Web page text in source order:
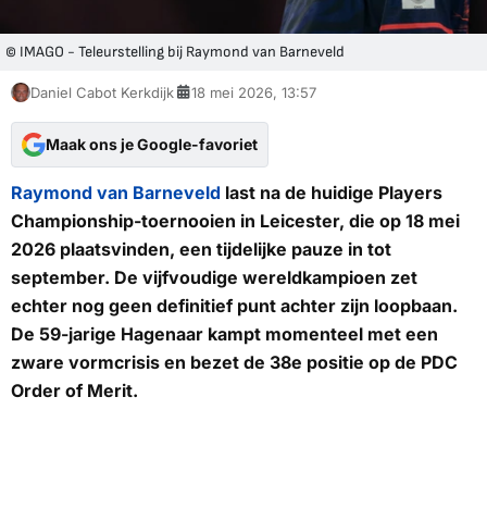
© IMAGO - Teleurstelling bij Raymond van Barneveld
Daniel Cabot Kerkdijk 18 mei 2026, 13:57
Maak ons je Google-favoriet
Raymond van Barneveld last na de huidige Players
Championship-toernooien in Leicester, die op 18 mei
2026 plaatsvinden, een tijdelijke pauze in tot
september. De vijfvoudige wereldkampioen zet
echter nog geen definitief punt achter zijn loopbaan.
De 59-jarige Hagenaar kampt momenteel met een
zware vormcrisis en bezet de 38e positie op de PDC
Order of Merit.